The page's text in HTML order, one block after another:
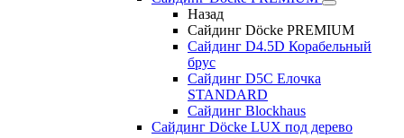
Назад
Сайдинг Döcke PREMIUM
Сайдинг D4.5D Корабельный
брус
Сайдинг D5С Елочка
STANDARD
Сайдинг Blockhaus
Сайдинг Döcke LUX под дерево